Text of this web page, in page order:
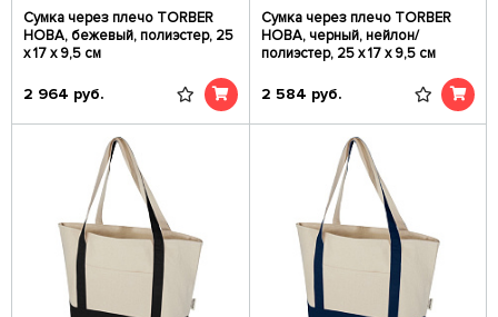
Сумка через плечо TORBER
НОВА, бежевый, полиэстер, 25
х 17 х 9,5 см
2 964 руб.
Сумка через плечо TORBER
НОВА, черный, нейлон/
полиэстер, 25 х 17 х 9,5 см
2 584 руб.